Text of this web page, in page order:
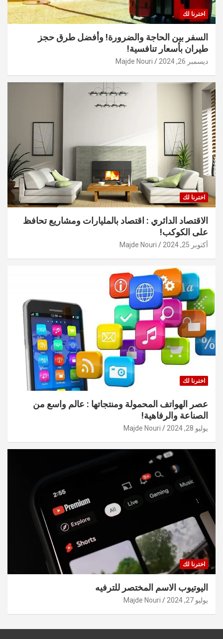
اخترنا لك
السفر بين الحاجة والضرورة! وأفضل طرق حجز
طيران بأسعار تنافسية!
ديسمبر 26, 2024 Majde Nouri
اخترنا لك
الاقتصاد الدائري : اقتصاد بالمليارات ومشاريع تحافظ
على الكوكب!
أكتوبر 25, 2024 Majde Nouri
اخترنا لك
عصر الهواتف المحمولة ومنتجاتها : عالم واسع من
الصناعة والرفاهية!
يوليو 28, 2024 Majde Nouri
اخترنا لك
اليوتيوب الاسم المختصر للترفيه
يوليو 27, 2024 Majde Nouri